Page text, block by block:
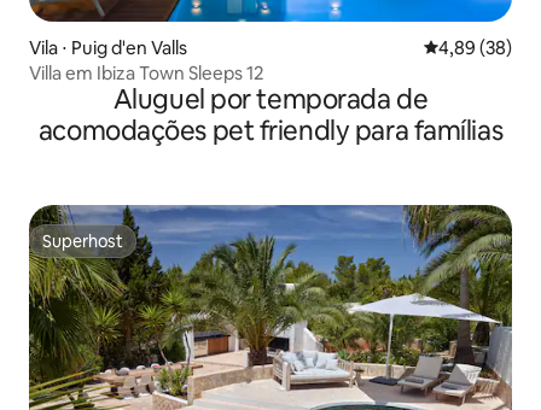
Vila ⋅ Puig d'en Valls 4,89 de uma
4,89 (38)
Villa em Ibiza Town Sleeps 12
Aluguel por temporada de
acomodações pet friendly para famílias
Superhost
Superhost